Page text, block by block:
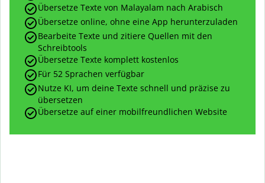
Übersetze Texte von Malayalam nach Arabisch
Übersetze online, ohne eine App herunterzuladen
Bearbeite Texte und zitiere Quellen mit den
Schreibtools
Übersetze Texte komplett kostenlos
Für 52 Sprachen verfügbar
Nutze KI, um deine Texte schnell und präzise zu
übersetzen
Übersetze auf einer mobilfreundlichen Website